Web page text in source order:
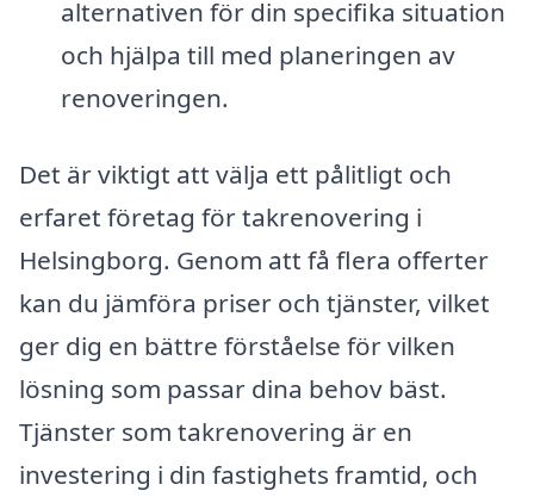
alternativen för din specifika situation
och hjälpa till med planeringen av
renoveringen.
Det är viktigt att välja ett pålitligt och
erfaret företag för takrenovering i
Helsingborg. Genom att få flera offerter
kan du jämföra priser och tjänster, vilket
ger dig en bättre förståelse för vilken
lösning som passar dina behov bäst.
Tjänster som takrenovering är en
investering i din fastighets framtid, och